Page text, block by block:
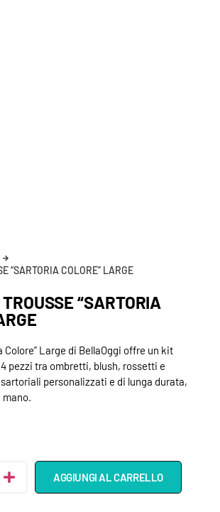
“SARTORIA COLORE” LARGE
“SARTORIA
Colore” Large di BellaOggi offre un kit
pezzi tra ombretti, blush, rossetti e
personalizzati e di lunga durata,
mano.
AGGIUNGI AL CARRELLO